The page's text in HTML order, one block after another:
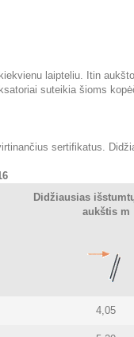
laipteliu. Itin
suteikia šioms
sertifikatus.
Didžiausias
aukštis m
4,05